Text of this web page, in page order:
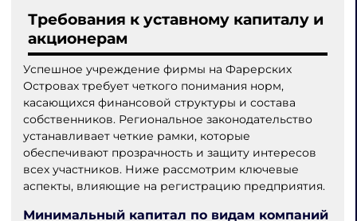
Требования к уставному капиталу и
акционерам
Успешное учреждение фирмы на Фарерских
Островах требует четкого понимания норм,
касающихся финансовой структуры и состава
собственников. Региональное законодательство
устанавливает четкие рамки, которые
обеспечивают прозрачность и защиту интересов
всех участников. Ниже рассмотрим ключевые
аспекты, влияющие на регистрацию предприятия.
Минимальный капитал по видам компаний